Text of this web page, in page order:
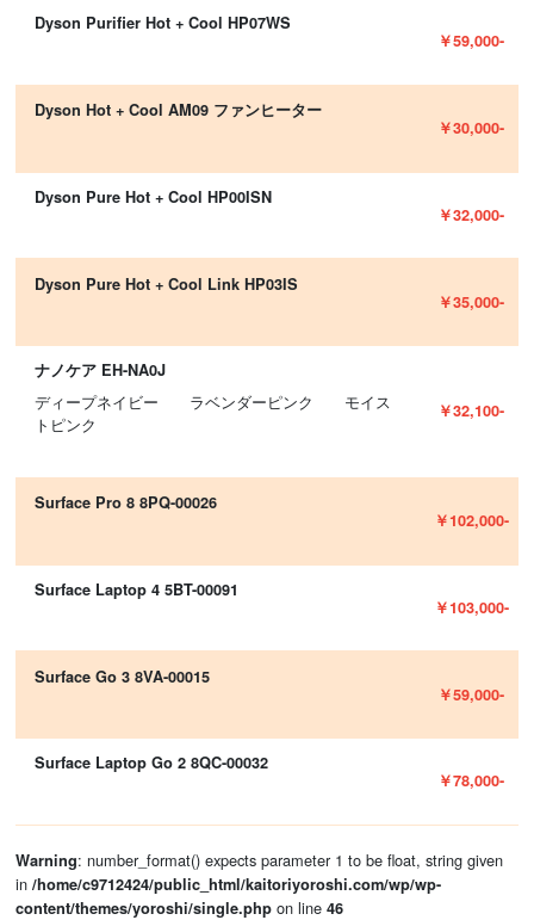
Dyson Purifier Hot + Cool HP07WS
￥59,000-
Dyson Hot + Cool AM09 ファンヒーター
￥30,000-
Dyson Pure Hot + Cool HP00ISN
￥32,000-
Dyson Pure Hot + Cool Link HP03IS
￥35,000-
ナノケア EH-NA0J
ディープネイビー ラベンダーピンク モイス
トピンク
￥32,100-
Surface Pro 8 8PQ-00026
￥102,000-
Surface Laptop 4 5BT-00091
￥103,000-
Surface Go 3 8VA-00015
￥59,000-
Surface Laptop Go 2 8QC-00032
￥78,000-
Warning: number_format() expects parameter 1 to be float, string given
in /home/c9712424/public_html/kaitoriyoroshi.com/wp/wp-
content/themes/yoroshi/single.phpon line 46